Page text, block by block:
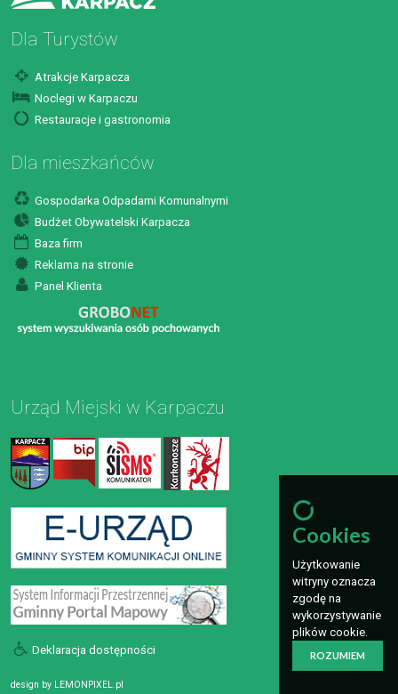
Dla Turystów
Atrakcje Karpacza
Noclegi w Karpaczu
Restauracje i gastronomia
Dla mieszkańców
Gospodarka Odpadami Komunalnymi
Budżet Obywatelski Karpacza
Baza firm
Reklama na stronie
Panel Klienta
Urząd Miejski w Karpaczu
Deklaracja dostępności
design by LEMONPIXEL.pl
Cookies
Użytkowanie
witryny oznacza
zgodę na
wykorzystywanie
plików cookie.
ROZUMIEM